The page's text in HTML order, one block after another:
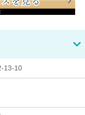
13-10